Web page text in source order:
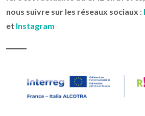
nous suivre sur les réseaux sociaux :
et Instagram